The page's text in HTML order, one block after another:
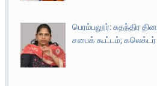
பெரம்பலூர்: சுதந்திர
சபைக் கூட்டம்;